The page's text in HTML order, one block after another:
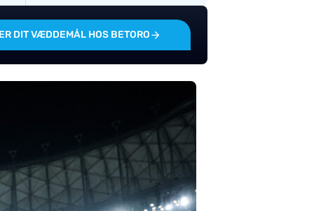
DIT VÆDDEMÅL HOS BETORO